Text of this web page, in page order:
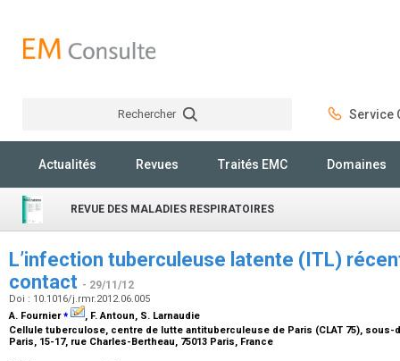
Rechercher Service
Actualités Revues Traités EMC Domaines
REVUE DES MALADIES RESPIRATOIRES
L’infection tuberculeuse latente (ITL)
contact - 29/11/12
Doi : 10.1016/j.rmr.2012.06.005
A. Fournier⁎
, F. Antoun, S. Larnaudie
Cellule tuberculose, centre de lutte antituberculeuse de Paris (CLAT 75), sous-
Paris, 15-17, rue Charles-Bertheau, 75013 Paris, France